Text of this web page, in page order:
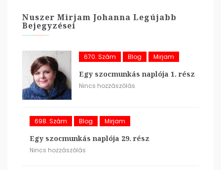
Nuszer Mirjam Johanna Legújabb
Bejegyzései
670. Szám Blog Mirjam
Egy szocmunkás naplója 1. rész
Nincs hozzászólás
698. Szám Blog Mirjam
Egy szocmunkás naplója 29. rész
Nincs hozzászólás